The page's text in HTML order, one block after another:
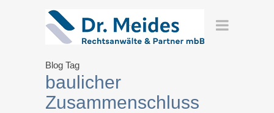
Blog Tag
baulicher
Zusammenschluss